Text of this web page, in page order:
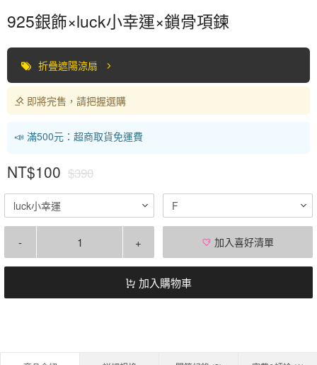
925銀飾×luck小幸運×鎖骨項鍊
折疊遮陽涼扇
即將完售，請把握選購
📣 滿500元：超商取貨免運費
NT$100 $390
luck小幸運 F
- + 加入喜好清單
加入購物車